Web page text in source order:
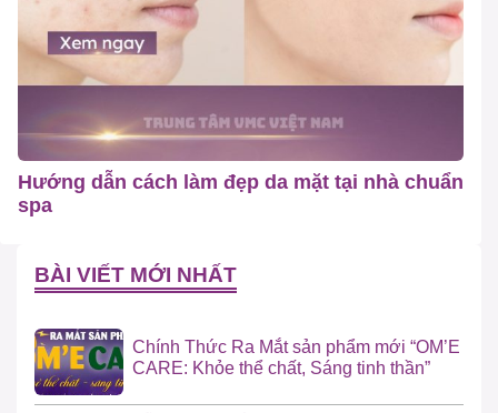
Hướng dẫn cách làm đẹp da mặt tại nhà chuẩn
spa
BÀI VIẾT MỚI NHẤT
Chính Thức Ra Mắt sản phẩm mới “OM’E
CARE: Khỏe thể chất, Sáng tinh thần”